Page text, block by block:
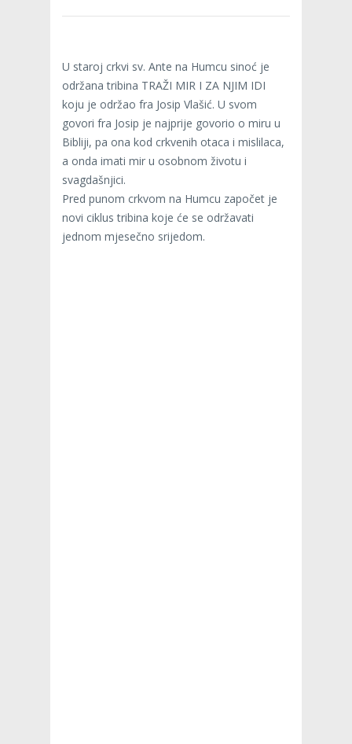
U staroj crkvi sv. Ante na Humcu sinoć je
održana tribina TRAŽI MIR I ZA NJIM IDI
koju je održao fra Josip Vlašić. U svom
govori fra Josip je najprije govorio o miru u
Bibliji, pa ona kod crkvenih otaca i mislilaca,
a onda imati mir u osobnom životu i
svagdašnjici.
Pred punom crkvom na Humcu započet je
novi ciklus tribina koje će se održavati
jednom mjesečno srijedom.